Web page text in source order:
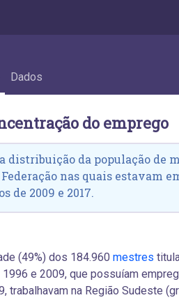
do emprego
Dados
do emprego
distribuição da população de
nas quais estavam
de 2009 e 2017.
(49%) dos 184.960 mestres
e 2009, que possuíam
trabalhavam na Região Sudeste